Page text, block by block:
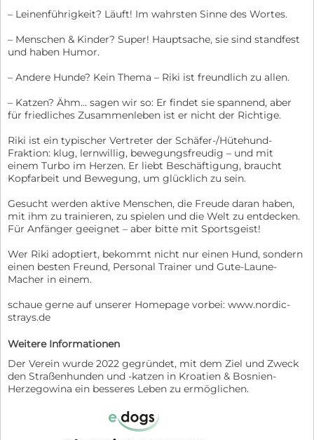
– Leinenführigkeit? Läuft! Im wahrsten Sinne des Wortes.
– Menschen & Kinder? Super! Hauptsache, sie sind standfest
und haben Humor.
– Andere Hunde? Kein Thema – Riki ist freundlich zu allen.
– Katzen? Ähm… sagen wir so: Er findet sie spannend, aber
für friedliches Zusammenleben ist er nicht der Richtige.
Riki ist ein typischer Vertreter der Schäfer-/Hütehund-
Fraktion: klug, lernwillig, bewegungsfreudig – und mit
einem Turbo im Herzen. Er liebt Beschäftigung, braucht
Kopfarbeit und Bewegung, um glücklich zu sein.
Gesucht werden aktive Menschen, die Freude daran haben,
mit ihm zu trainieren, zu spielen und die Welt zu entdecken.
Für Anfänger geeignet – aber bitte mit Sportsgeist!
Wer Riki adoptiert, bekommt nicht nur einen Hund, sondern
einen besten Freund, Personal Trainer und Gute-Laune-
Macher in einem.
schaue gerne auf unserer Homepage vorbei: www.nordic-
strays.de
Weitere Informationen
Der Verein wurde 2022 gegründet, mit dem Ziel und Zweck
den Straßenhunden und -katzen in Kroatien & Bosnien-
Herzegowina ein besseres Leben zu ermöglichen.